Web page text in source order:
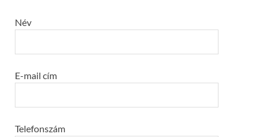
Név
E-mail cím
Telefonszám